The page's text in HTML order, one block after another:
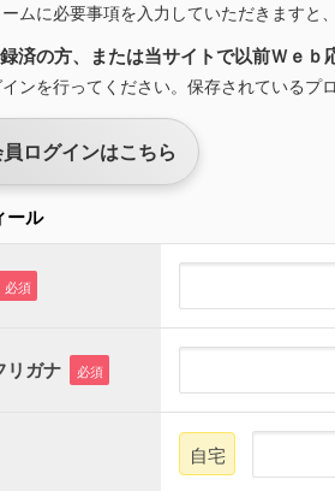
ムに必要事項を入力していただきますと
済の方、または当サイトで以前Ｗｅｂ
ンを行ってください。保存されているプ
ログインはこちら
ール
必須
リガナ 必須
自宅